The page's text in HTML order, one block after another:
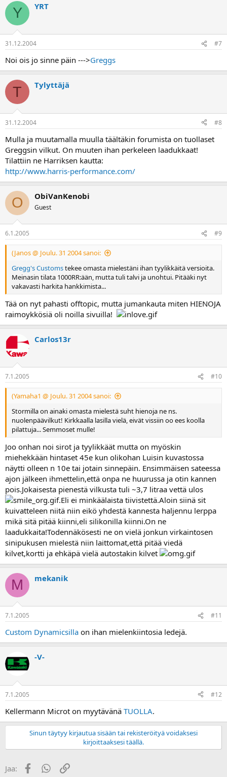
Y YRT
31.12.2004 #7
Noi ois jo sinne päin --->Greggs
T Tylyttäjä
31.12.2004 #8
Mulla ja muutamalla muulla täältäkin forumista on tuollaset
Greggsin vilkut. On muuten ihan perkeleen laadukkaat!
Tilattiin ne Harriksen kautta:
http://www.harris-performance.com/
O ObiVanKenobi
Guest
6.1.2005 #9
(Janos @ Joulu. 31 2004 sanoi:
Gregg's Customstekee omasta mielestäni ihan tyylikkäitä versioita.
Meinasin tilata 1000RR:ään, mutta tuli talvi ja unohtui. Pitääki nyt
vakavasti harkita hankkimista...
Tää on nyt pahasti offtopic, mutta jumankauta miten HIENOJA
raimoykkösiä oli noilla sivuilla!
Carlos13r
7.1.2005 #10
(Yamaha1 @ Joulu. 31 2004 sanoi:
Stormilla on ainaki omasta mielestä suht hienoja ne ns.
nuolenpäävilkut! Kirkkaalla lasilla vielä, eivät vissiin oo ees koolla
pilattuja... Semmoset mulle!
Joo onhan noi sirot ja tyylikkäät mutta on myöskin
miehekkään hintaset 45e kun olikohan Luisin kuvastossa
näytti olleen n 10e tai jotain sinnepäin. Ensimmäisen sateessa
ajon jälkeen ihmettelin,että onpa ne huurussa ja otin kannen
pois.Jokaisesta pienestä vilkusta tuli ~3,7 litraa vettä ulos
.Eli ei minkäälaista tiivistettä.Aloin siinä sit
kuivatteleen niitä niin eikö yhdestä kannesta haljennu lerppa
mikä sitä pitää kiinni,eli silikonilla kiinni.On ne
laadukkaita!Todennäkösesti ne on vielä jonkun virkaintosen
sinipukusen mielestä niin laittomat,että pitää viedä
kilvet,kortti ja ehkäpä vielä autostakin kilvet
M mekanik
7.1.2005 #11
Custom Dynamicsilla on ihan mielenkiintosia ledejä.
-V-
7.1.2005 #12
Kellermann Microt on myytävänä TUOLLA.
Sinun täytyy kirjautua sisään tai rekisteröityä voidaksesi
kirjoittaaksesi täällä.
Jaa: FacebookWhatsApp
Linkki